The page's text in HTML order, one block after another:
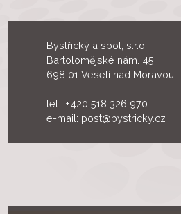
Bystřický a spol, s.r.o.
Bartolomějské nám. 45
698 01 Veselí nad Moravou
tel.: +420 518 326 970
e-mail: post@bystricky.cz